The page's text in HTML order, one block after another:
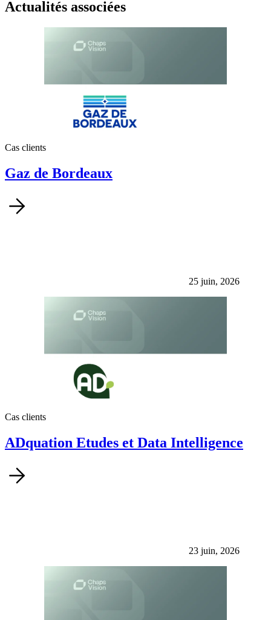
Actualités associées
Cas clients
Gaz de Bordeaux
25 juin, 2026
Cas clients
ADquation Etudes et Data Intelligence
23 juin, 2026